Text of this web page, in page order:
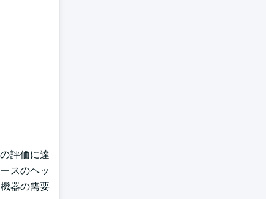
評価に達
スのヘッ
器の需要